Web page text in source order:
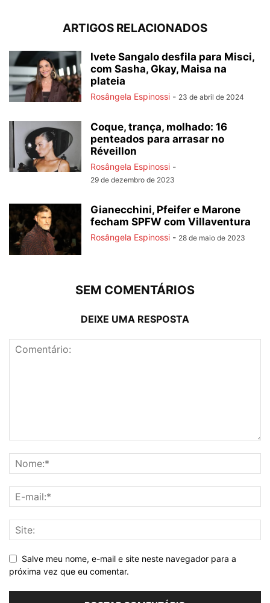
ARTIGOS RELACIONADOS
Ivete Sangalo desfila para Misci,
com Sasha, Gkay, Maisa na
plateia
Rosângela Espinossi - 23 de abril de 2024
Coque, trança, molhado: 16
penteados para arrasar no
Réveillon
Rosângela Espinossi -
29 de dezembro de 2023
Gianecchini, Pfeifer e Marone
fecham SPFW com Villaventura
Rosângela Espinossi - 28 de maio de 2023
SEM COMENTÁRIOS
DEIXE UMA RESPOSTA
Salve meu nome, e-mail e site neste navegador para a
próxima vez que eu comentar.